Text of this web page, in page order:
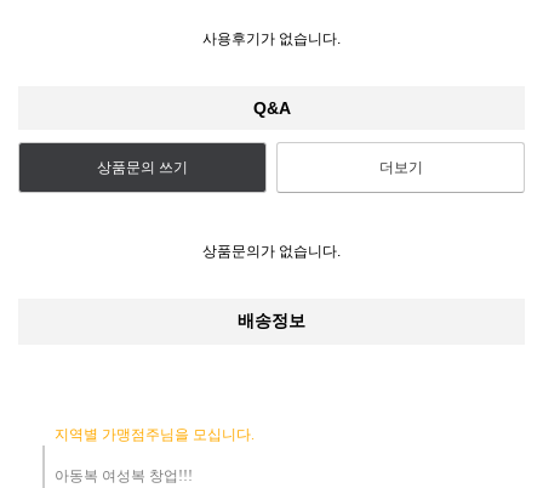
사용후기가 없습니다.
Q&A
상품문의 쓰기 더보기
상품문의가 없습니다.
배송정보
지역별 가맹점주님을 모십니다.
아동복 여성복 창업!!!